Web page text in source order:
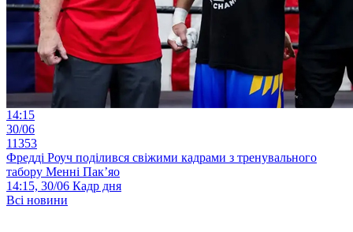
14:15
30/06
11353
Фредді Роуч поділився свіжими кадрами з тренувального
табору Менні Пак’яо
14:15, 30/06 Кадр дня
Всі новини